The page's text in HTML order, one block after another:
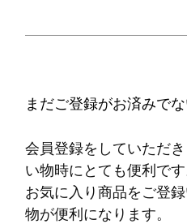
まだご登録がお済みで
会員登録をしていただ
い物時にとても便利です
お気に入り商品をご登
物が便利になります。